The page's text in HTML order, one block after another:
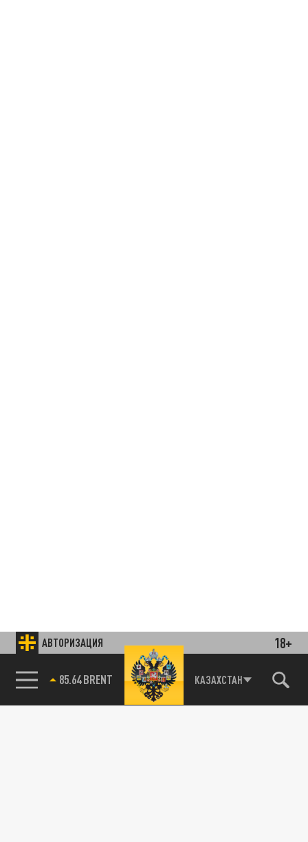
АВТОРИЗАЦИЯ 18+
85.64 BRENT КАЗАХСТАН